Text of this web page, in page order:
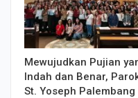
Mewujudkan Pujian
Indah dan Benar,
St. Yoseph Palembang